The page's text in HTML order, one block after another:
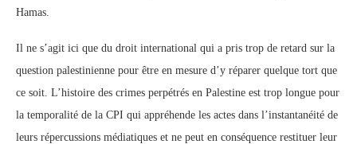
Hamas.
Il ne s’agit ici que du droit international qui a pris trop de retard sur la
question palestinienne pour être en mesure d’y réparer quelque tort que
ce soit. L’histoire des crimes perpétrés en Palestine est trop longue pour
la temporalité de la CPI qui appréhende les actes dans l’instantanéité de
leurs répercussions médiatiques et ne peut en conséquence restituer leur